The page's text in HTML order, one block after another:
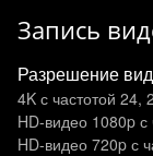
Запись
Разрешение
4K с частотой 24,
HD-видео 1080p с
HD-видео 720p с